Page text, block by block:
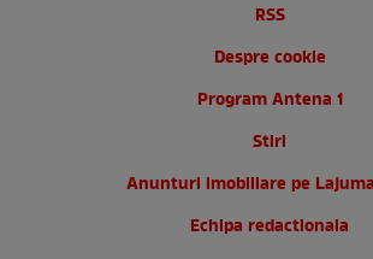
RSS
Despre cookie
Program Antena 1
Stiri
Anunturi imobiliare pe
Echipa redactionala